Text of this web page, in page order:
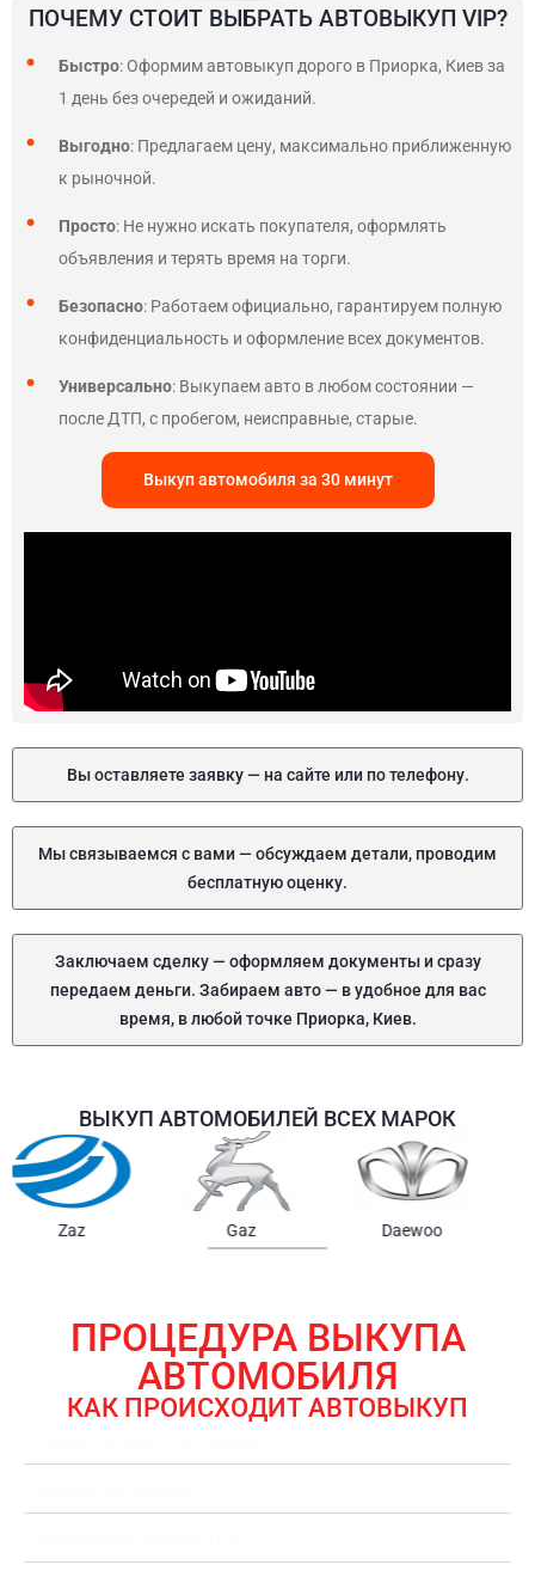
ПОЧЕМУ СТОИТ ВЫБРАТЬ АВТОВЫКУП VIP?
Быстро: Оформим автовыкуп дорого в Приорка, Киев за
1 день без очередей и ожиданий.
Выгодно: Предлагаем цену, максимально приближенную
к рыночной.
Просто: Не нужно искать покупателя, оформлять
объявления и терять время на торги.
Безопасно: Работаем официально, гарантируем полную
конфиденциальность и оформление всех документов.
Универсально: Выкупаем авто в любом состоянии —
после ДТП, с пробегом, неисправные, старые.
Выкуп автомобиля за 30 минут
Вы оставляете заявку — на сайте или по телефону.
Мы связываемся с вами — обсуждаем детали, проводим
бесплатную оценку.
Заключаем сделку — оформляем документы и сразу
передаем деньги. Забираем авто — в удобное для вас
время, в любой точке Приорка, Киев.
ВЫКУП АВТОМОБИЛЕЙ ВСЕХ МАРОК
Samsung Chrysler Gmc
ПРОЦЕДУРА ВЫКУПА
АВТОМОБИЛЯ
КАК ПРОИСХОДИТ АВТОВЫКУП